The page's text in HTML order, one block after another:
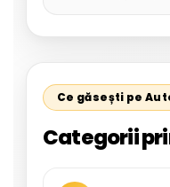
Ce găsești pe
Categorii